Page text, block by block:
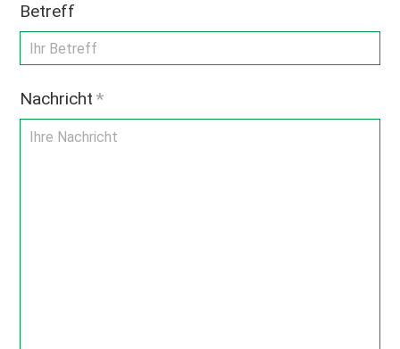
Betreff
Nachricht *